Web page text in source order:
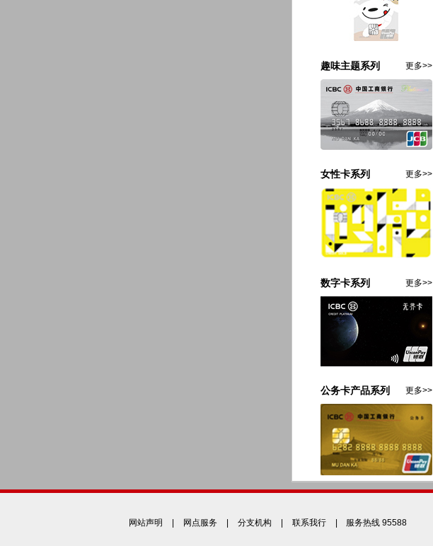
更多>>
趣味主题系列
更多>>
女性卡系列
更多>>
数字卡系列
更多>>
公务卡产品系列
网站声明 网点服务 分支机构 联系我行 | 服务热线 95588